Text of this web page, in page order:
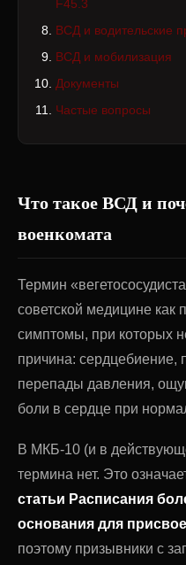
F45.3
ВСД и водительские
ВСД и мобилизация
Документы
Частые вопросы
Что такое ВСД и
военкомата
Термин
советской медицине как
симптомы, при которых
причина: сердцебиение,
перепады давления,
боли в сердце при
В МКБ-10 (и в
термина нет. Это
статьи Расписания
основания для
поэтому призывники с